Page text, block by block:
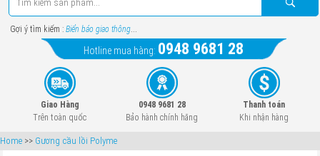
Gợi ý tìm kiếm : Biển báo giao thông...
Hotline mua hàng: 0948 9681 28
Giao Hàng
Trên toàn quốc
0948 9681 28
Bảo hành chính hãng
Thanh toán
Khi nhận hàng
Home >> Gương cầu lồi Polyme